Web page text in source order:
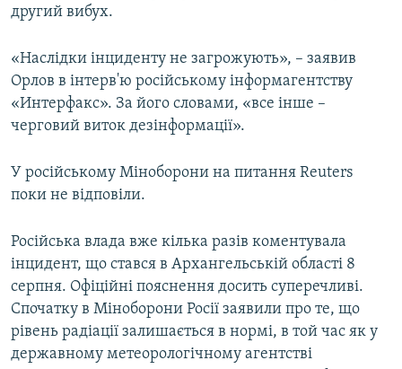
другий вибух.
«Наслідки інциденту не загрожують», – заявив
Орлов в інтерв'ю російському інформагентству
«Интерфакс». За його словами, «все інше –
черговий виток дезінформації».
У російському Міноборони на питання Reuters
поки не відповіли.
Російська влада вже кілька разів коментувала
інцидент, що стався в Архангельській області 8
серпня. Офіційні пояснення досить суперечливі.
Спочатку в Міноборони Росії заявили про те, що
рівень радіації залишається в нормі, в той час як у
державному метеорологічному агентстві